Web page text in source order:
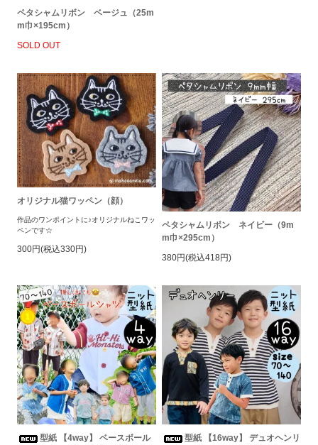
ペタシャムリボン ベージュ（25m
m巾×195cm）
SOLD OUT
オリジナル猫ワッペン（顔）
作品のワンポイントに♪オリジナルねこワッ
ペンです☆
300円(税込330円)
ペタシャムリボン ネイビー（9m
m巾×295cm）
380円(税込418円)
型紙 【4way】 ベースボール
型紙 【16way】 デュオヘンリ